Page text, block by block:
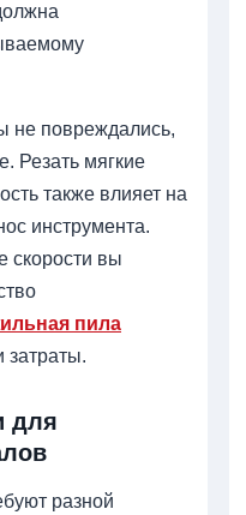
не повреждались,
Резать мягкие
также влияет на
инструмента.
скорости вы
пила
затраты.
для
разной